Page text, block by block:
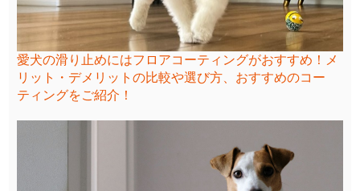
愛犬の滑り止めにはフロアコーティングがおすすめ！メ
リット・デメリットの比較や選び方、おすすめのコー
ティングをご紹介！